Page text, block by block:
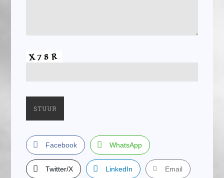
Facebook WhatsApp
Twitter/X LinkedIn Email